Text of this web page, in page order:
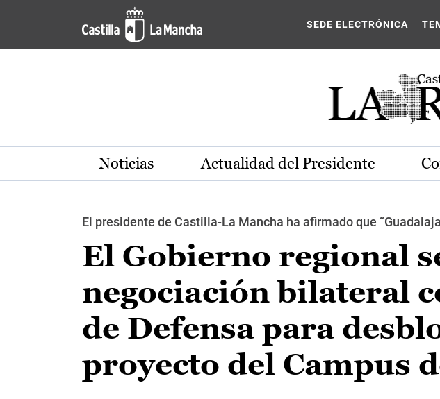
Pasar al contenido principal
SEDE ELECTRÓNICA
Noticias Actualidad del Presidente
El presidente de Castilla-La Mancha ha afirmado que
El Gobierno regional
negociación bilateral
de Defensa para
proyecto del Campus